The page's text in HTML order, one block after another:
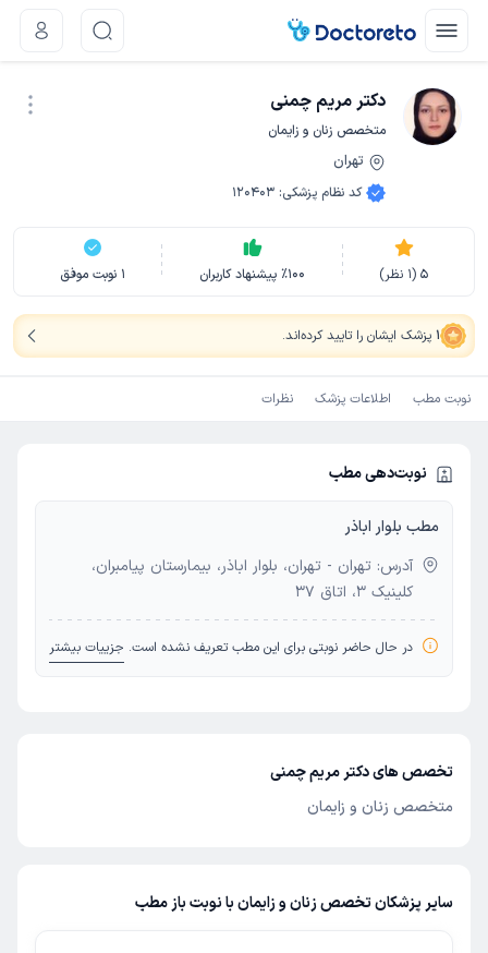
دکتر مریم چمنی
متخصص زنان و زایمان
تهران
کد نظام پزشکی:
120403
5
(
1 نظر) ٪100 پیشنهاد کاربران 1 نوبت موفق
1 پزشک ایشان را تایید کرده‌اند.
نوبت مطب اطلاعات پزشک نظرات
نوبت‌دهی مطب
مطب بلوار اباذر
آدرس: تهران - تهران، بلوار اباذر، بیمارستان پیامبران،
کلینیک 3، اتاق 37
در حال حاضر نوبتی برای این مطب تعریف نشده است. جزییات بیشتر
تخصص های دکتر مریم چمنی
متخصص زنان و زایمان
سایر پزشکان تخصص زنان و زایمان با نوبت باز مطب